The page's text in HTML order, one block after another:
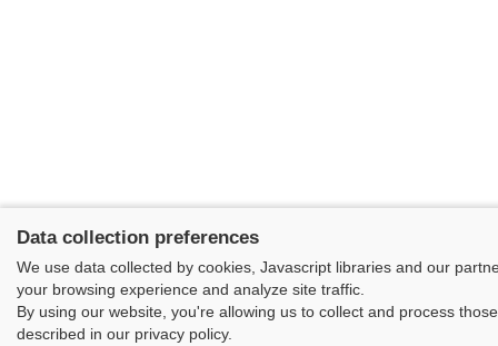
Data collection preferences
We use data collected by cookies, Javascript libraries and our
your browsing experience and analyze site traffic.
By using our website, you're allowing us to collect and process
described in our privacy policy.